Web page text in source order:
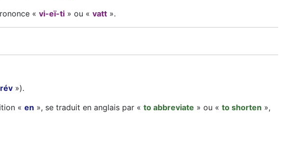
« vi-eï-ti » ou « vatt ».
»).
« en », se traduit en anglais par « to abbreviate » ou « to shorten »,